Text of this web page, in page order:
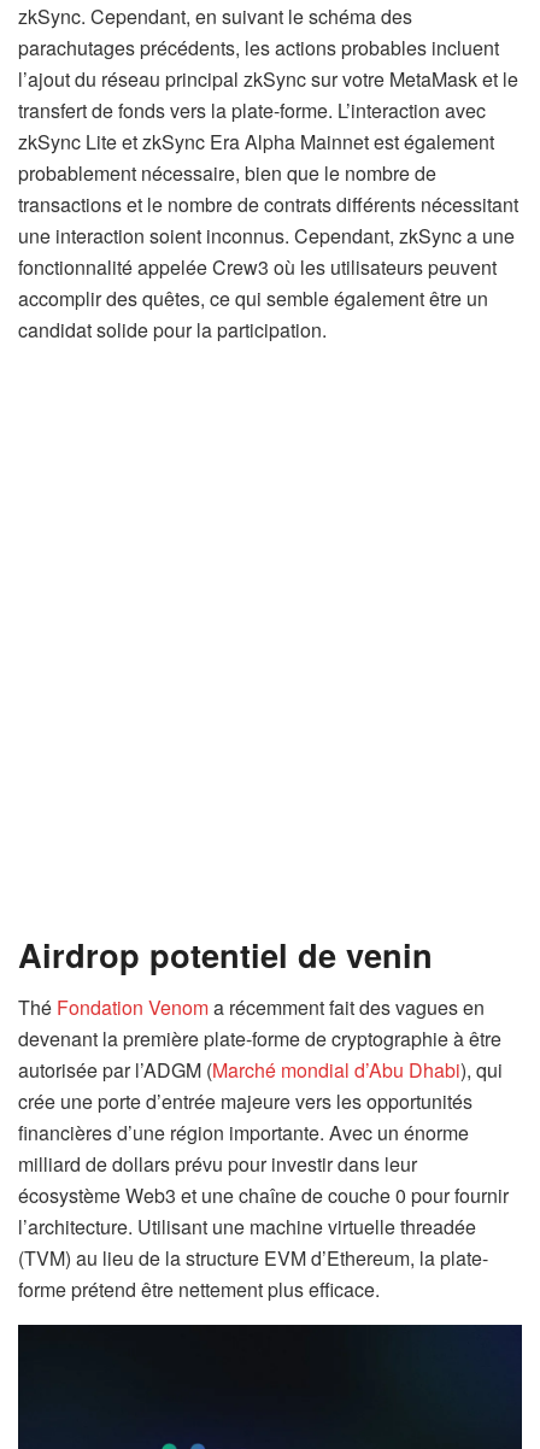
zkSync. Cependant, en suivant le schéma des
parachutages précédents, les actions probables incluent
l’ajout du réseau principal zkSync sur votre MetaMask et le
transfert de fonds vers la plate-forme. L’interaction avec
zkSync Lite et zkSync Era Alpha Mainnet est également
probablement nécessaire, bien que le nombre de
transactions et le nombre de contrats différents nécessitant
une interaction soient inconnus. Cependant, zkSync a une
fonctionnalité appelée Crew3 où les utilisateurs peuvent
accomplir des quêtes, ce qui semble également être un
candidat solide pour la participation.
Airdrop potentiel de venin
Thé Fondation Venoma récemment fait des vagues en
devenant la première plate-forme de cryptographie à être
autorisée par l’ADGM (Marché mondial d’Abu Dhabi), qui
crée une porte d’entrée majeure vers les opportunités
financières d’une région importante. Avec un énorme
milliard de dollars prévu pour investir dans leur
écosystème Web3 et une chaîne de couche 0 pour fournir
l’architecture. Utilisant une machine virtuelle threadée
(TVM) au lieu de la structure EVM d’Ethereum, la plate-
forme prétend être nettement plus efficace.